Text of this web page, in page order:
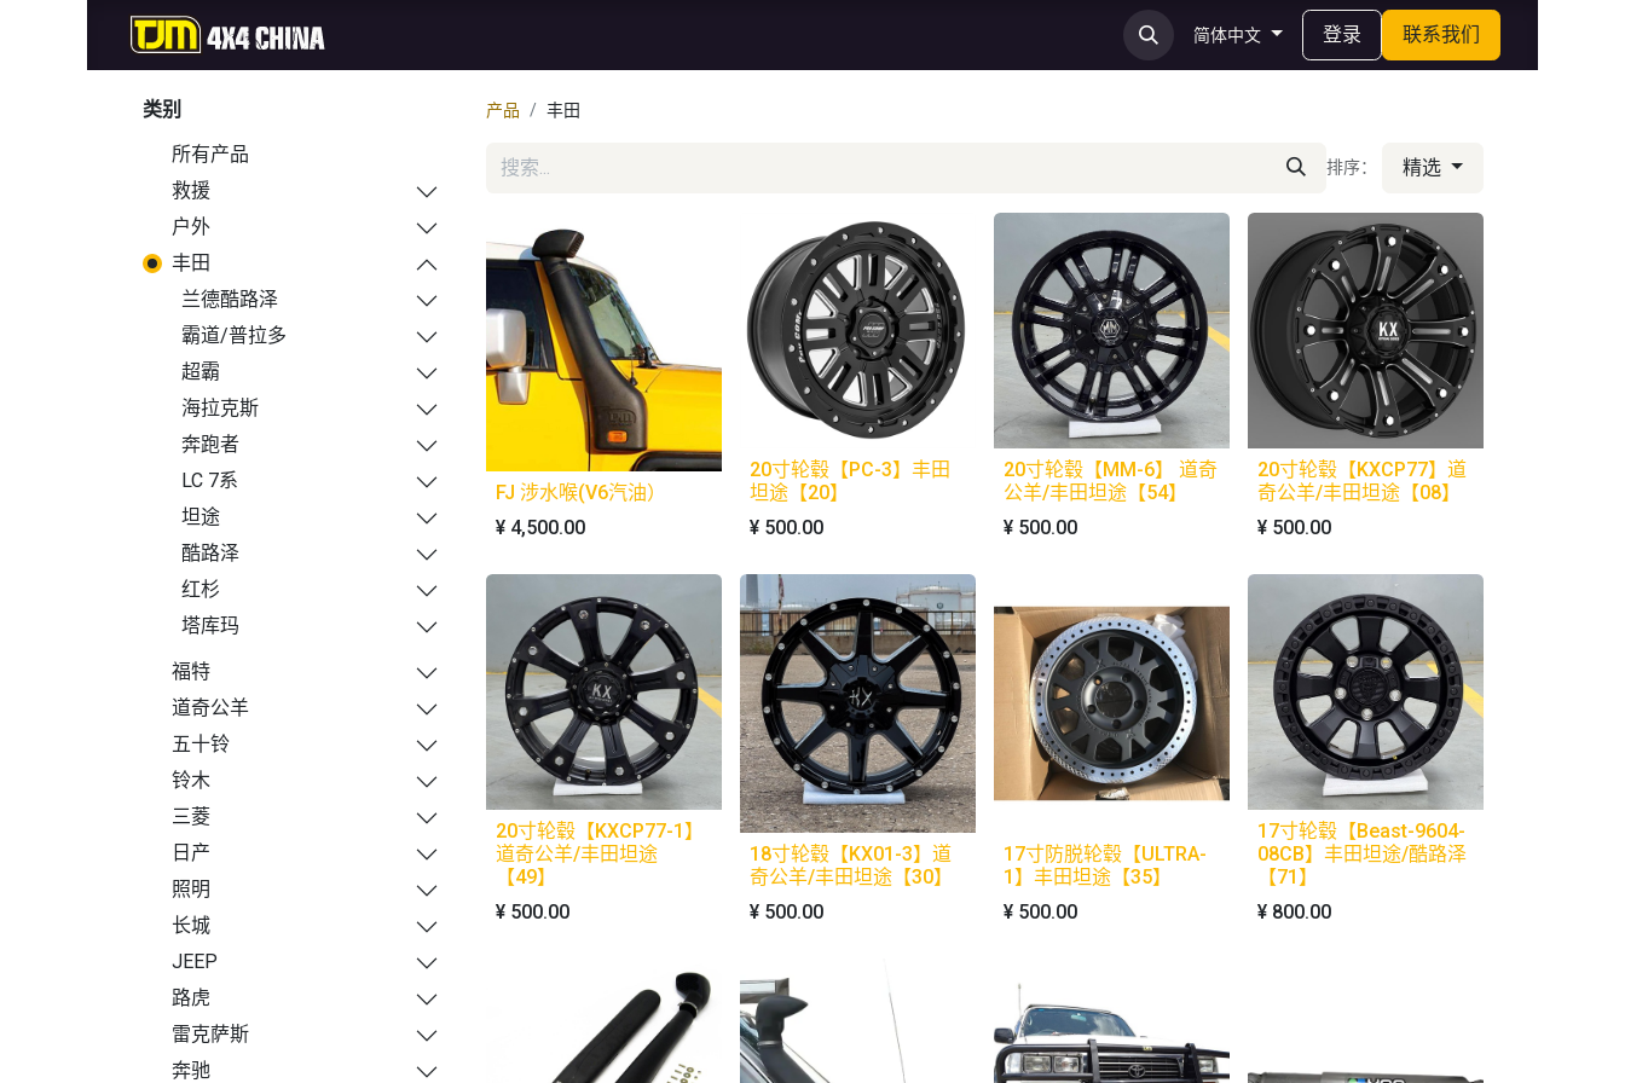
简体中文 登录 联系我们
类别
所有产品
救援
户外
丰田
兰德酷路泽
霸道/普拉多
超霸
海拉克斯
奔跑者
LC 7系
坦途
酷路泽
红杉
塔库玛
福特
道奇公羊
五十铃
铃木
三菱
日产
照明
长城
JEEP
路虎
雷克萨斯
奔驰
产品 丰田
排序： 精选
FJ 涉水喉(V6汽油）
¥ 4,500.00
20寸轮毂【PC-3】丰田
坦途【20】
¥ 500.00
20寸轮毂【MM-6】 道奇
公羊/丰田坦途【54】
¥ 500.00
20寸轮毂【KXCP77】道
奇公羊/丰田坦途【08】
¥ 500.00
20寸轮毂【KXCP77-1】
道奇公羊/丰田坦途
【49】
¥ 500.00
18寸轮毂【KX01-3】道
奇公羊/丰田坦途【30】
¥ 500.00
17寸防脱轮毂【ULTRA-
1】丰田坦途【35】
¥ 500.00
17寸轮毂【Beast-9604-
08CB】丰田坦途/酷路泽
【71】
¥ 800.00